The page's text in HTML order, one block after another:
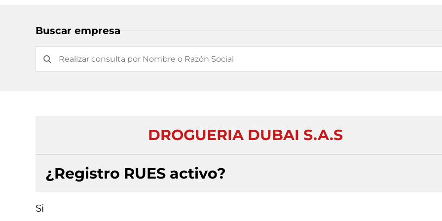
Buscar empresa
DROGUERIA DUBAI S.A.S
¿Registro RUES activo?
Si